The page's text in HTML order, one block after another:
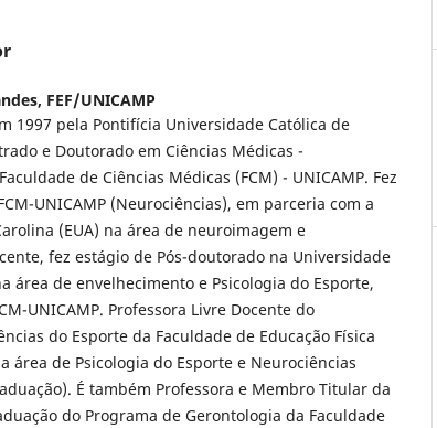
FEF/UNICAMP
1997 pela Pontifícia Universidade Católica de
e Doutorado em Ciências Médicas -
de Ciências Médicas (FCM) - UNICAMP. Fez
UNICAMP (Neurociências), em parceria com a
(EUA) na área de neuroimagem e
fez estágio de Pós-doutorado na Universidade
área de envelhecimento e Psicologia do Esporte,
UNICAMP. Professora Livre Docente do
do Esporte da Faculdade de Educação Física
área de Psicologia do Esporte e Neurociências
É também Professora e Membro Titular da
do Programa de Gerontologia da Faculdade